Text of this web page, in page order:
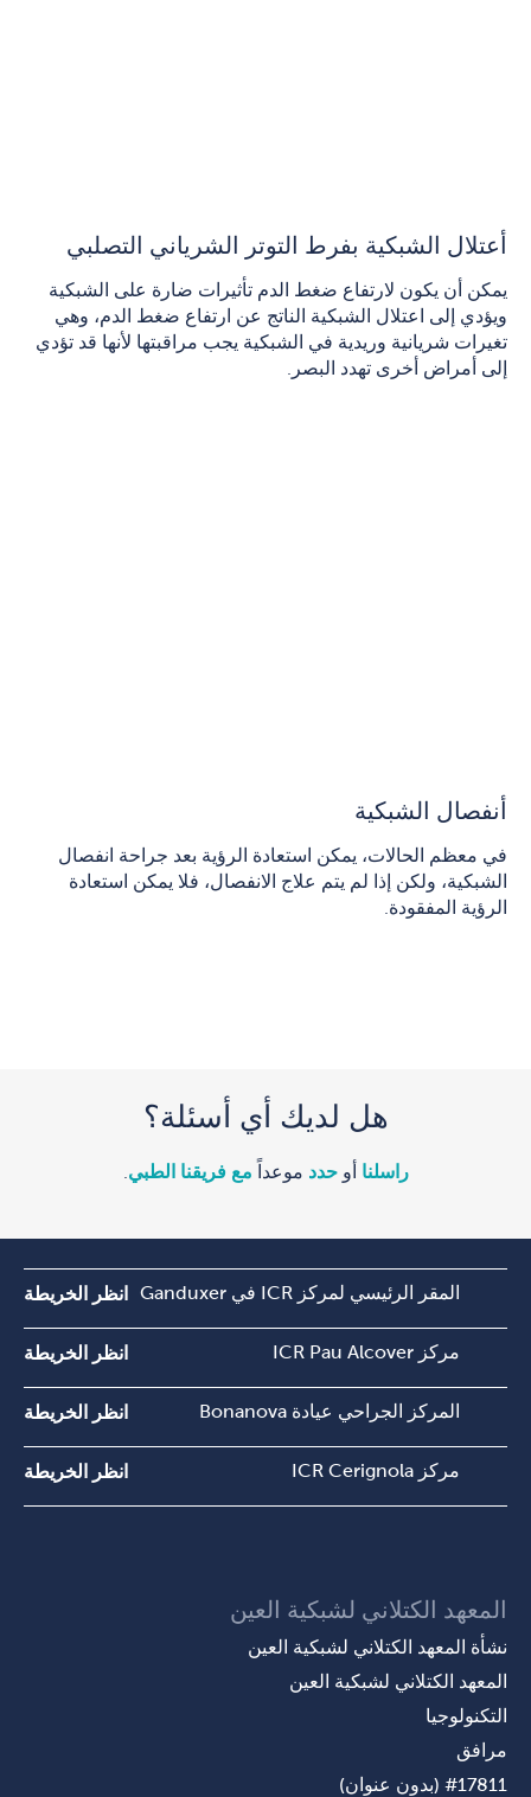
أعتلال الشبكية بفرط التوتر الشرياني التصلبي
يمكن أن يكون لارتفاع ضغط الدم تأثيرات ضارة على الشبكية
ويؤدي إلى اعتلال الشبكية الناتج عن ارتفاع ضغط الدم، وهي
تغيرات شريانية وريدية في الشبكية يجب مراقبتها لأنها قد تؤدي
إلى أمراض أخرى تهدد البصر.
أنفصال الشبكية
في معظم الحالات، يمكن استعادة الرؤية بعد جراحة انفصال
الشبكية، ولكن إذا لم يتم علاج الانفصال، فلا يمكن استعادة
الرؤية المفقودة.
هل لديك أي أسئلة؟
راسلنا أوحدد موعداً مع فريقنا الطبي
المقر الرئيسي لمركز ICR في Ganduxer انظر الخريطة
مركز ICR Pau Alcover انظر الخريطة
المركز الجراحي عيادة Bonanova انظر الخريطة
مركز ICR Cerignola انظر الخريطة
المعهد الكتلاني لشبكية العين
نشأة المعهد الكتلاني لشبكية العين
المعهد الكتلاني لشبكية العين
التكنولوجيا
مرافق
#17811 (بدون عنوان)